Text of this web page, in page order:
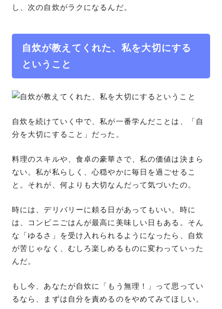
し、次の自炊がラクになるんだ。
自炊が教えてくれた、私を大切にする
ということ
自炊を続けていく中で、私が一番学んだことは、「自
分を大切にすること」だった。
料理のスキルや、食卓の豪華さで、私の価値は決まら
ない。私が私らしく、心穏やかに毎日を過ごせるこ
と。それが、何よりも大切なんだって気づいたの。
時には、デリバリーに頼る日があってもいい。時に
は、コンビニごはんが最高に美味しい日もある。そん
な「ゆるさ」を受け入れられるようになったら、自炊
が苦じゃなく、むしろ楽しめるものに変わっていった
んだ。
もし今、あなたが自炊に「もう無理！」って思ってい
るなら、まずは自分を責めるのをやめてみてほしい。